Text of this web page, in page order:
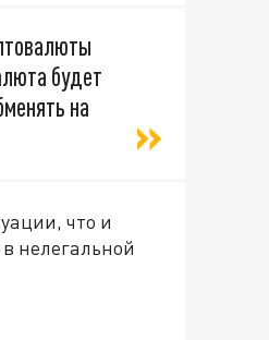
будет
на
что и
нелегальной